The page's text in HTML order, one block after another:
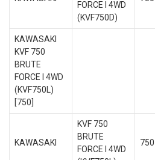
FORCE I 4WD
(KVF750D)
KAWASAKI
KVF 750
BRUTE
FORCE I 4WD
(KVF750L)
[750]
KAWASAKI
KVF 750
BRUTE
FORCE I 4WD
750